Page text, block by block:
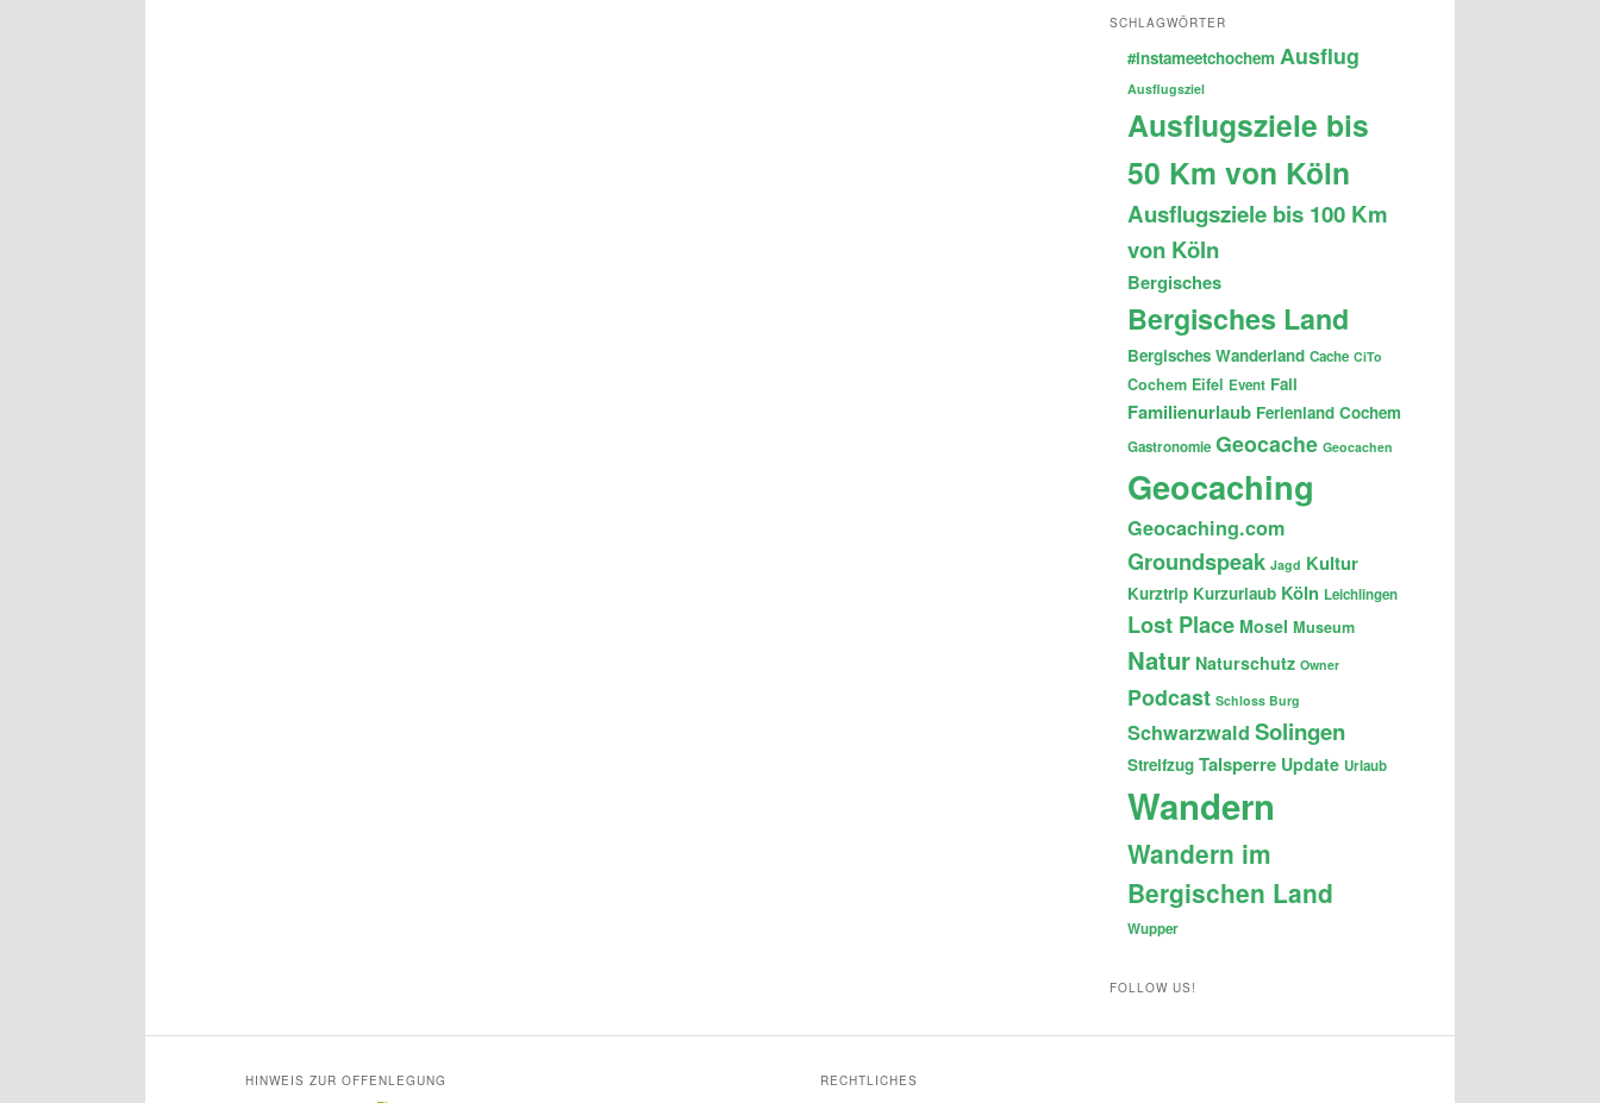
SCHLAGWÖRTER
#instameetchochem Ausflug
Ausflugsziel
Ausflugsziele bis
50 Km von Köln
Ausflugsziele bis 100 Km
von Köln
Bergisches
Bergisches Land
Bergisches Wanderland Cache CiTo
Cochem Eifel Event Fail
Familienurlaub Ferienland Cochem
Gastronomie Geocache Geocachen
Geocaching
Geocaching.com
Groundspeak Jagd Kultur
Kurztrip Kurzurlaub Köln Leichlingen
Lost Place Mosel Museum
Natur Naturschutz Owner
Podcast Schloss Burg
Schwarzwald Solingen
Streifzug Talsperre Update Urlaub
Wandern
Wandern im
Bergischen Land
Wupper
FOLLOW US!
HINWEIS ZUR OFFENLEGUNG RECHTLICHES